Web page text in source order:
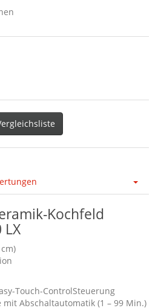
Kochfeld
LX
Touch-ControlSteuerung
mit Abschaltautomatik (1 – 99 Min.)